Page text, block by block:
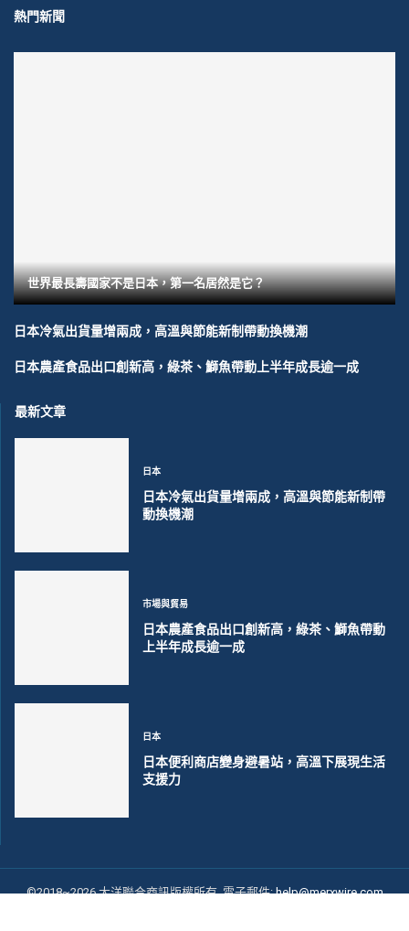
熱門新聞
世界最長壽國家不是日本，第一名居然是它？
日本冷氣出貨量增兩成，高溫與節能新制帶動換機潮
日本農產食品出口創新高，綠茶、鰤魚帶動上半年成長逾一成
最新文章
日本
日本冷氣出貨量增兩成，高溫與節能新制帶
動換機潮
市場與貿易
日本農產食品出口創新高，綠茶、鰤魚帶動
上半年成長逾一成
日本
日本便利商店變身避暑站，高溫下展現生活
支援力
©2018~2026 大洋聯合商訊版權所有. 電子郵件:help@merxwire.com